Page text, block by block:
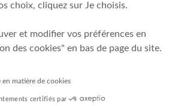
choix, cliquez sur Je choisis.
et modifier vos préférences en
des cookies" en bas de page du site.
matière de cookies
certifiés par